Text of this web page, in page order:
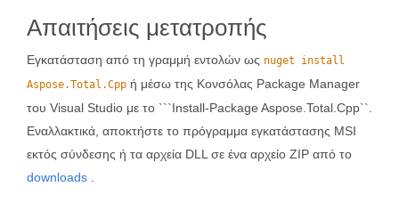
Απαιτήσεις μετατροπής
Εγκατάσταση από τη γραμμή εντολών ως nuget install
Aspose.Total.Cpp ή μέσω της Κονσόλας Package Manager
του Visual Studio με το ```Install-Package Aspose.Total.Cpp``.
Εναλλακτικά, αποκτήστε το πρόγραμμα εγκατάστασης MSI
εκτός σύνδεσης ή τα αρχεία DLL σε ένα αρχείο ZIP από το
downloads